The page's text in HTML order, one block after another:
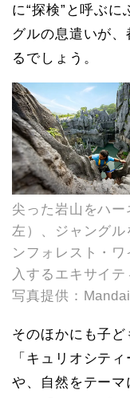
に“探検”と呼ぶ
グルの息遣いが
るでしょう。
尖った岩山をハ
左）、ジャング
ンフォレスト・
入するエキサイテ
写真提供：
そのほかにも子
「キュリオシテ
や、自然をテー